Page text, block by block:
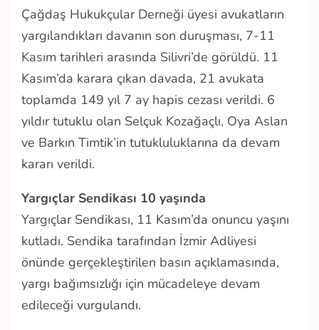
Çağdaş Hukukçular Derneği üyesi avukatların
yargılandıkları davanın son duruşması, 7-11
Kasım tarihleri arasında Silivri’de görüldü. 11
Kasım’da karara çıkan davada, 21 avukata
toplamda 149 yıl 7 ay hapis cezası verildi. 6
yıldır tutuklu olan Selçuk Kozağaçlı, Oya Aslan
ve Barkın Timtik’in tutukluluklarına da devam
kararı verildi.
Yargıçlar Sendikası 10 yaşında
Yargıçlar Sendikası, 11 Kasım’da onuncu yaşını
kutladı. Sendika tarafından İzmir Adliyesi
önünde gerçekleştirilen basın açıklamasında,
yargı bağımsızlığı için mücadeleye devam
edileceği vurgulandı.